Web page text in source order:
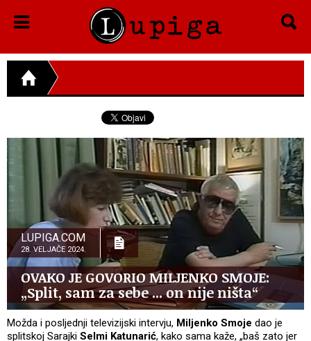
LUPIGA.COM
28. VELJAČE 2024.
OVAKO JE GOVORIO MILJENKO SMOJE:
„Split, sam za sebe ... on nije ništa“
Možda i posljednji televizijski intervju, Miljenko Smoje dao je
splitskoj Sarajki Selmi Katunarić, kako sama kaže, „baš zato jer